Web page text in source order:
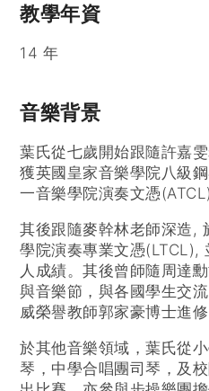
教學年資
14 年
音樂背景
葉氏從七歲開始跟隨許嘉
獲英國皇家音樂學院八級
一音樂學院演奏文憑
其後跟隨麥幹林老師深造,
學院演奏專業文憑(LTCL),
人成績。其後曾師隨周達
與音樂節，與各國學生交
威榮譽教師郭家豪博士進修
於其他音樂領域，葉氏從
琴，中學合唱團司琴，及